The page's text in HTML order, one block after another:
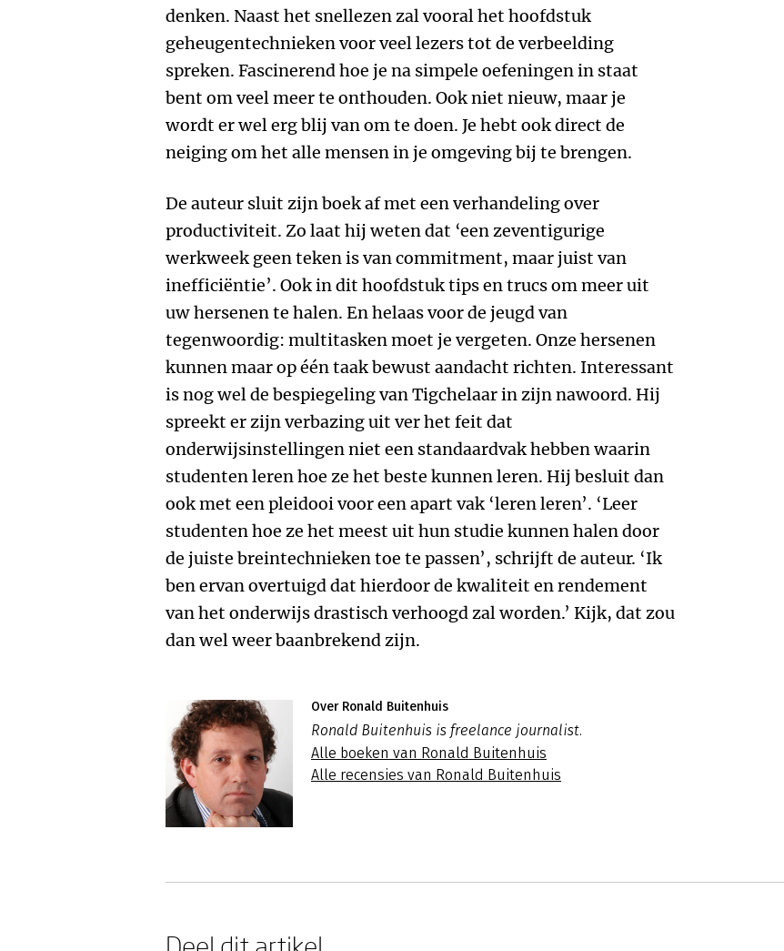
denken. Naast het snellezen zal vooral het hoofdstuk
geheugentechnieken voor veel lezers tot de verbeelding
spreken. Fascinerend hoe je na simpele oefeningen in staat
bent om veel meer te onthouden. Ook niet nieuw, maar je
wordt er wel erg blij van om te doen. Je hebt ook direct de
neiging om het alle mensen in je omgeving bij te brengen.
De auteur sluit zijn boek af met een verhandeling over
productiviteit. Zo laat hij weten dat ‘een zeventigurige
werkweek geen teken is van commitment, maar juist van
inefficiëntie’. Ook in dit hoofdstuk tips en trucs om meer uit
uw hersenen te halen. En helaas voor de jeugd van
tegenwoordig: multitasken moet je vergeten. Onze hersenen
kunnen maar op één taak bewust aandacht richten. Interessant
is nog wel de bespiegeling van Tigchelaar in zijn nawoord. Hij
spreekt er zijn verbazing uit ver het feit dat
onderwijsinstellingen niet een standaardvak hebben waarin
studenten leren hoe ze het beste kunnen leren. Hij besluit dan
ook met een pleidooi voor een apart vak ‘leren leren’. ‘Leer
studenten hoe ze het meest uit hun studie kunnen halen door
de juiste breintechnieken toe te passen’, schrijft de auteur. ‘Ik
ben ervan overtuigd dat hierdoor de kwaliteit en rendement
van het onderwijs drastisch verhoogd zal worden.’ Kijk, dat zou
dan wel weer baanbrekend zijn.
Over Ronald Buitenhuis
Ronald Buitenhuis is freelance journalist.
Alle boeken van Ronald Buitenhuis
Alle recensies van Ronald Buitenhuis